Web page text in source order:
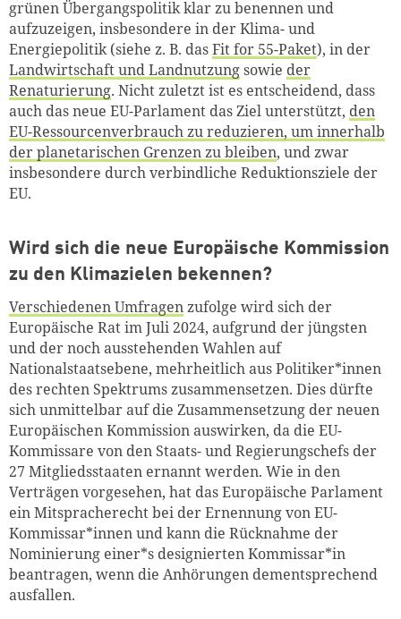
grünen Übergangspolitik klar zu benennen und
aufzuzeigen, insbesondere in der Klima- und
Energiepolitik (siehe z. B. dasFit for 55-Paket), in der
Landwirtschaft und Landnutzungsowie der
Renaturierung. Nicht zuletzt ist es entscheidend, dass
auch das neue EU-Parlament das Ziel unterstützt, den
EU-Ressourcenverbrauch zu reduzieren, um innerhalb
der planetarischen Grenzen zu bleiben, und zwar
insbesondere durch verbindliche Reduktionsziele der
EU.
Wird sich die neue Europäische Kommission
zu den Klimazielen bekennen?
Verschiedenen Umfragenzufolge wird sich der
Europäische Rat im Juli 2024, aufgrund der jüngsten
und der noch ausstehenden Wahlen auf
Nationalstaatsebene, mehrheitlich aus Politiker*innen
des rechten Spektrums zusammensetzen. Dies dürfte
sich unmittelbar auf die Zusammensetzung der neuen
Europäischen Kommission auswirken, da die EU-
Kommissare von den Staats- und Regierungschefs der
27 Mitgliedsstaaten ernannt werden. Wie in den
Verträgen vorgesehen, hat das Europäische Parlament
ein Mitspracherecht bei der Ernennung von EU-
Kommissar*innen und kann die Rücknahme der
Nominierung einer*s designierten Kommissar*in
beantragen, wenn die Anhörungen dementsprechend
ausfallen.